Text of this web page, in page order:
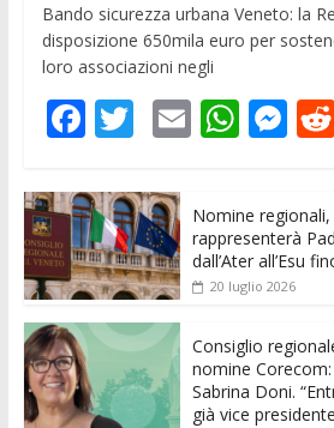
Bando sicurezza urbana Veneto: la
disposizione 650mila euro per
loro associazioni negli
F
e
b
o
o
k
T
itt
er
E
l
W
s
A
p
p
M
ss
e
n
er
Nomine
rappresenterà
dall’Ater all’Esu
20 luglio 2026
Consiglio
nomine Corecom:
Sabrina Doni.
già vice